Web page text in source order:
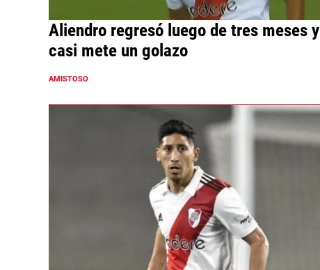
Aliendro regresó luego de tres meses y
casi mete un golazo
AMISTOSO